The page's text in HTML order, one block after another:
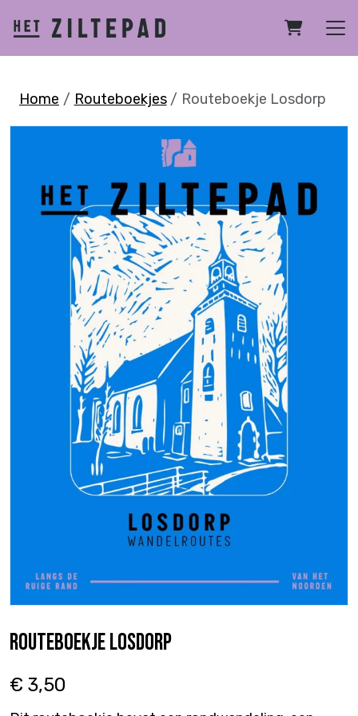
Home Routeboekjes Routeboekje Losdorp
Routeboekje Losdorp
€ 3,50